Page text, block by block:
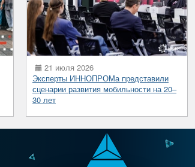
21 июля 2026
Эксперты ИННОПРОМа представили
сценарии развития мобильности на 20–
30 лет